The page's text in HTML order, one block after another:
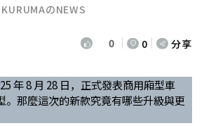
KURUMAのNEWS
0 0 分享
年 8 月 28 日，正式發表商用廂型車
。那麼這次的新款究竟有哪些升級與更